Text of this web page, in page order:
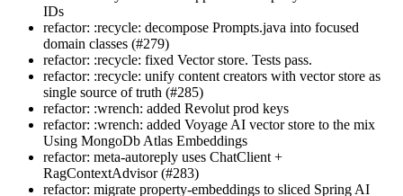
IDs
refactor: :recycle: decompose Prompts.java into focused
domain classes (#279)
refactor: :recycle: fixed Vector store. Tests pass.
refactor: :recycle: unify content creators with vector store as
single source of truth (#285)
refactor: :wrench: added Revolut prod keys
refactor: :wrench: added Voyage AI vector store to the mix
Using MongoDb Atlas Embeddings
refactor: meta-autoreply uses ChatClient +
RagContextAdvisor (#283)
refactor: migrate property-embeddings to sliced Spring AI